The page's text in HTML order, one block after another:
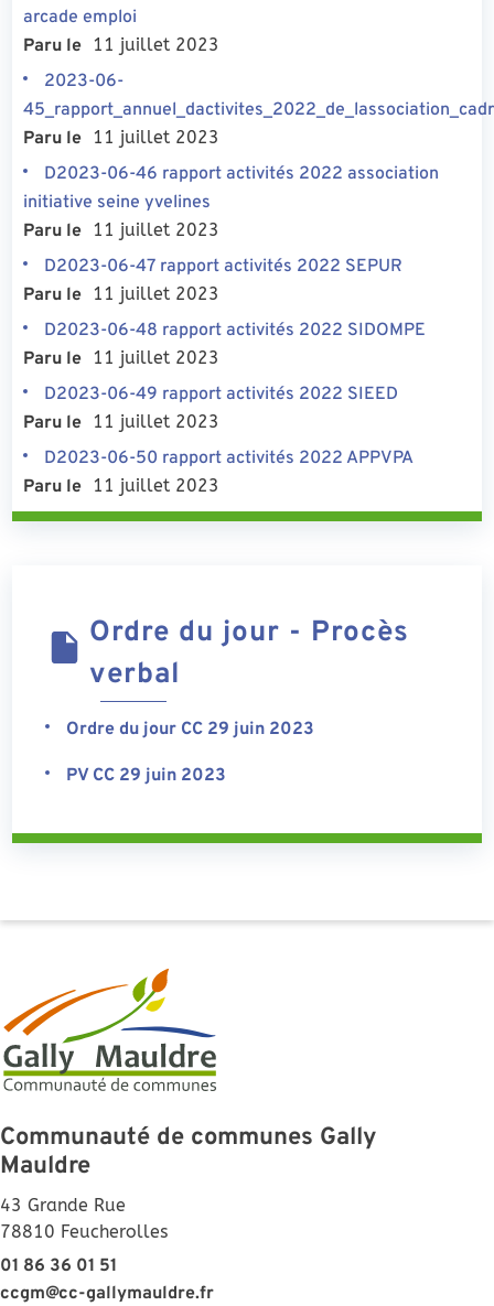
arcade emploi
Paru le 11 juillet 2023
2023-06-
Paru le 11 juillet 2023
D2023-06-46 rapport activités 2022 association
initiative seine yvelines
Paru le 11 juillet 2023
D2023-06-47 rapport activités 2022 SEPUR
Paru le 11 juillet 2023
D2023-06-48 rapport activités 2022 SIDOMPE
Paru le 11 juillet 2023
D2023-06-49 rapport activités 2022 SIEED
Paru le 11 juillet 2023
D2023-06-50 rapport activités 2022 APPVPA
Paru le 11 juillet 2023
Ordre du jour - Procès
verbal
Ordre du jour CC 29 juin 2023
PV CC 29 juin 2023
Communauté de communes Gally
Mauldre
43 Grande Rue
78810 Feucherolles
01 86 36 01 51
ccgm@cc-gallymauldre.fr